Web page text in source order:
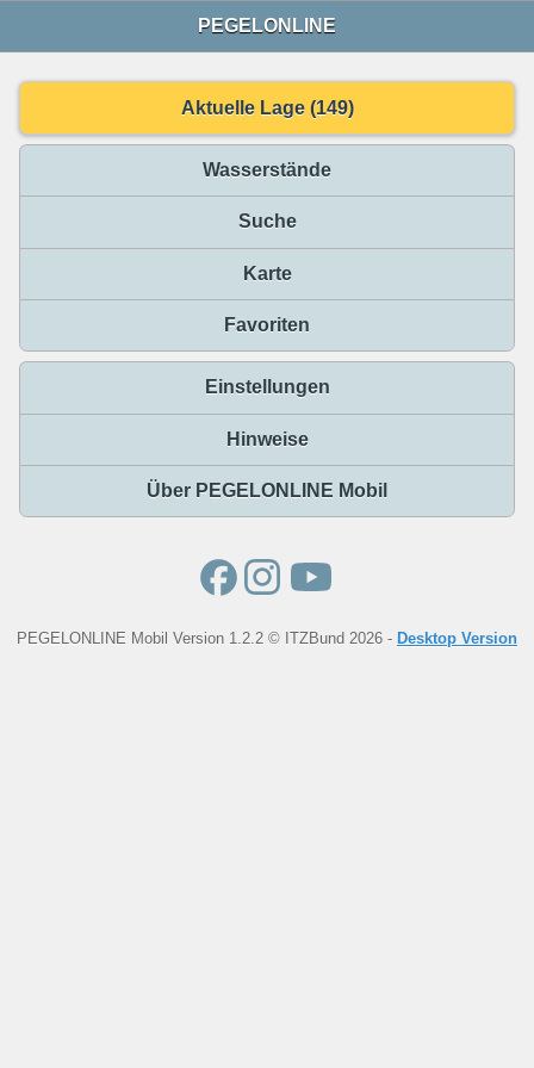
PEGELONLINE
Aktuelle Lage (149)
Wasserstände
Suche
Karte
Favoriten
Einstellungen
Hinweise
Über PEGELONLINE Mobil
PEGELONLINE Mobil Version 1.2.2 © ITZBund 2026 - Desktop Version